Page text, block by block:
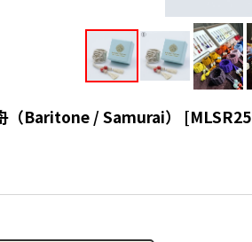
（Baritone / Samurai） [